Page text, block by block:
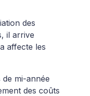
des
il arrive
affecte les
mi-année
des coûts